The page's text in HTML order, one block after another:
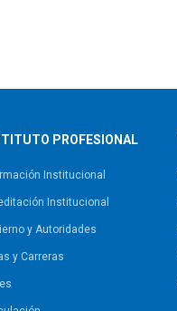
PROFESIONAL
Institucional
Institucional
y Autoridades​
y Carreras